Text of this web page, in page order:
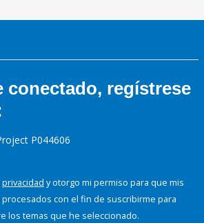
conectado, regístrese
P044606
privacidad y otorgo mi permiso para que mis
con el fin de suscribirme para
los temas que he seleccionado.